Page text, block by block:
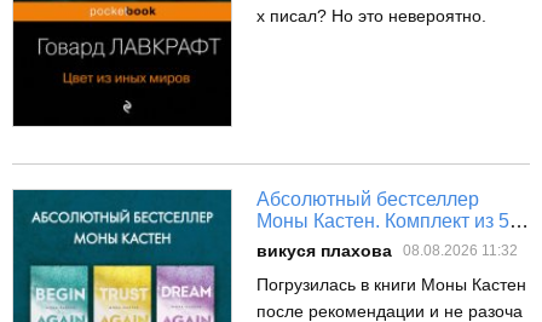
х писал? Но это невероятно.
Абсолютный бестселлер
Моны Кастен. Комплект из 5
викуся плахова 08.08.2026 11:32
Погрузилась в книги Моны Кастен
после рекомендации и не разоча